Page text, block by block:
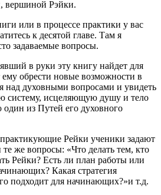
вершиной Рэйки.
или в процессе практики у вас
к десятой главе. Там я
задаваемые вопросы.
в руки эту книгу найдет для
обрести новые возможности в
над духовными вопросами и увидеть
систему, исцеляющую душу и тело
из Путей его духовного
Рейки ученики задают
же вопросы: «Что делать тем, кто
Рейки? Есть ли план работы или
Какая стратегия
подходит для начинающих?»и т.д.